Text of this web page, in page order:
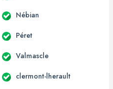
Nébian
Péret
Valmascle
clermont-lherault